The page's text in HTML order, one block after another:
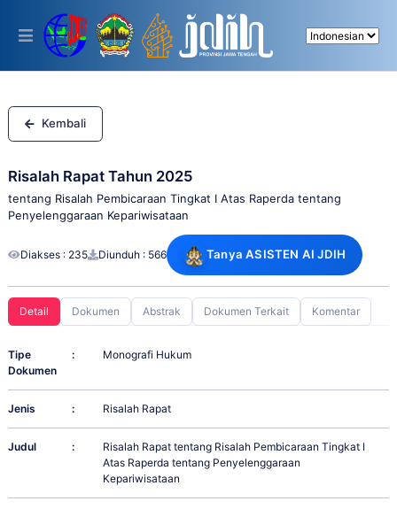
This
includes
accessibility
system.
Kembali
Risalah Rapat Tahun 2025
tentang Risalah Pembicaraan Tingkat I Atas Raperda tentang
Penyelenggaraan Kepariwisataan
Diakses : 235 Diunduh : 566 Tanya ASISTEN AI JDIH
Detail Dokumen Abstrak Dokumen Terkait Komentar
Tipe
Dokumen
: Monografi Hukum
Jenis : Risalah Rapat
Judul :
Risalah Rapat tentang Risalah Pembicaraan Tingkat I
Atas Raperda tentang Penyelenggaraan
Kepariwisataan